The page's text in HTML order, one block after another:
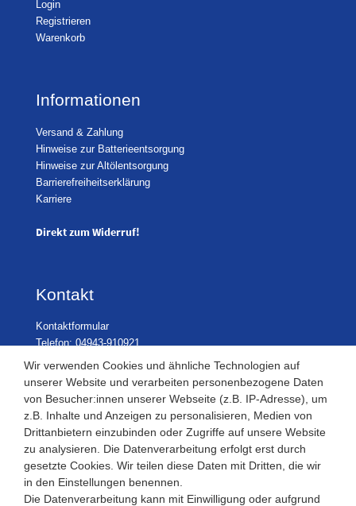
Login
Registrieren
Warenkorb
Informationen
Versand & Zahlung
Hinweise zur Batterieentsorgung
Hinweise zur Altölentsorgung
Barrierefreiheitserklärung
Karriere
Direkt zum Widerruf!
Kontakt
Kontaktformular
Telefon: 04943-910921
Laden Öffnungszeiten
Montag - Freitag
08:30 - 12:30 und 13.00 - 17.30 Uhr
Samstags
08:30 bis 12:30 Uhr
Wir verwenden Cookies und ähnliche Technologien auf
unserer Website und verarbeiten personenbezogene Daten
von Besucher:innen unserer Webseite (z.B. IP-Adresse), um
z.B. Inhalte und Anzeigen zu personalisieren, Medien von
Drittanbietern einzubinden oder Zugriffe auf unsere Website
zu analysieren. Die Datenverarbeitung erfolgt erst durch
gesetzte Cookies. Wir teilen diese Daten mit Dritten, die wir
in den Einstellungen benennen.
Die Datenverarbeitung kann mit Einwilligung oder aufgrund